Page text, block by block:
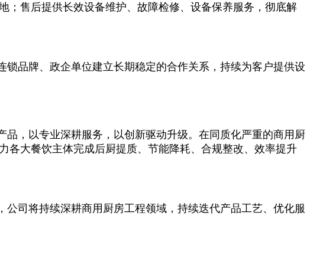
；售后提供长效设备维护、故障检修、设备保养服务，彻底解
锁品牌、政企单位建立长期稳定的合作关系，持续为客户提供设
品，以专业深耕服务，以创新驱动升级。在同质化严重的商用厨
各大餐饮主体完成后厨提质、节能降耗、合规整改、效率提升
司将持续深耕商用厨房工程领域，持续迭代产品工艺、优化服